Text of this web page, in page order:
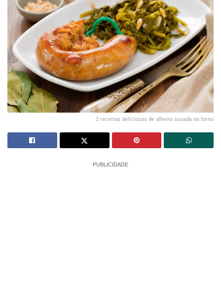
2 receitas deliciosas de alheira assada no forno
PUBLICIDADE